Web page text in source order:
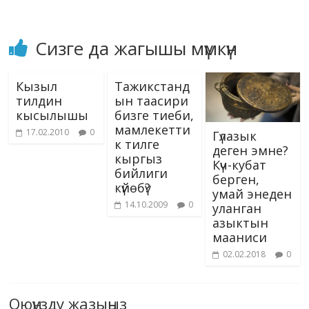
Сизге да жагышы мүмкүн
Кызыл
тилдин
кысылышы
17.02.2010 0
Тажикстанд
ын таасири
бизге тиеби,
мамлекетти
к тилге
кыргыз
бийлиги
күйөбү?
14.10.2009 0
Гүлазык
деген эмне?
Күч-кубат
берген,
умай энеден
уланган
азыктын
мааниси
02.02.2018 0
Оюңузду жазыңыз